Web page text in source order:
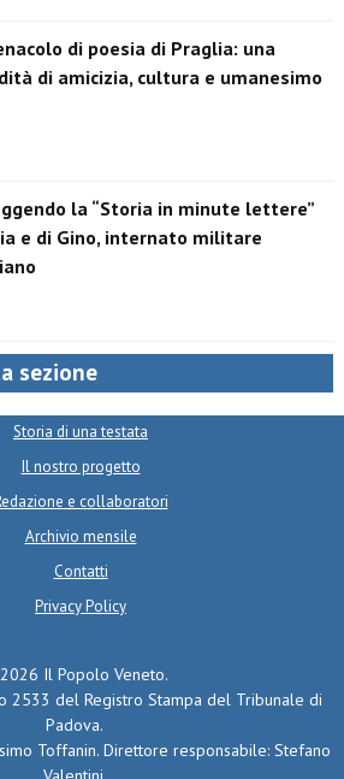
di poesia di Praglia: una
di amicizia, cultura e umanesimo
la “Storia in minute lettere”
e di Gino, internato militare
sezione
Storia di una testata
Il nostro progetto
e collaboratori
Archivio mensile
Contatti
Privacy Policy
Il Popolo Veneto.
2533 del Registro Stampa del Tribunale di
Padova.
Toffanin. Direttore responsabile: Stefano